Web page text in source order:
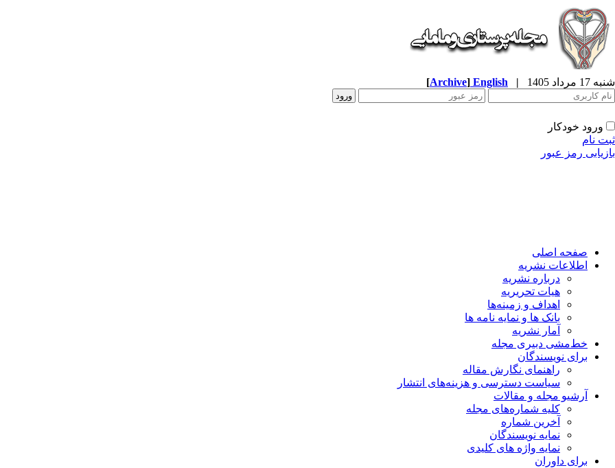
شنبه 17 مرداد 1405 |
English
[Archive]
ورود خودکار
ثبت نام
بازیابی رمز عبور
صفحه اصلی
اطلاعات نشریه
درباره نشریه
هیات تحریریه
اهداف و زمینه‌ها
بانک ها و نمایه نامه ها
آمار نشریه
خط‌مشی دبیری مجله
برای نویسندگان
راهنمای نگارش مقاله
سیاست دسترسی و هزینه‌های انتشار
آرشیو مجله و مقالات
کلیه شماره‌های مجله
آخرین شماره
نمایه نویسندگان
نمایه واژه های کلیدی
برای داوران